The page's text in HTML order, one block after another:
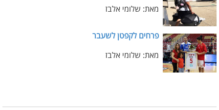
מאת: שלומי אלבז
פרחים לקפטן לשעבר
מאת: שלומי אלבז